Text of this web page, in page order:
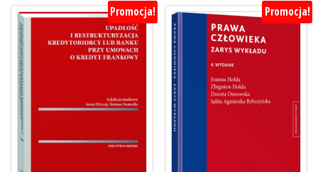
Promocja! Promocja!